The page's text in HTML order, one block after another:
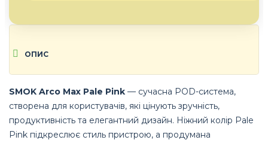
ОПИС
SMOK Arco Max Pale Pink — сучасна POD-система,
створена для користувачів, які цінують зручність,
продуктивність та елегантний дизайн. Ніжний колір Pale
Pink підкреслює стиль пристрою, а продумана